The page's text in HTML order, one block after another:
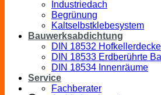
Industriedach
Begrünung
Kaltselbstklebesystem
Bauwerksabdichtung
DIN 18532 Hofkellerdecke
DIN 18533 Erdberührte
DIN 18534 Innenräume
Service
Fachberater